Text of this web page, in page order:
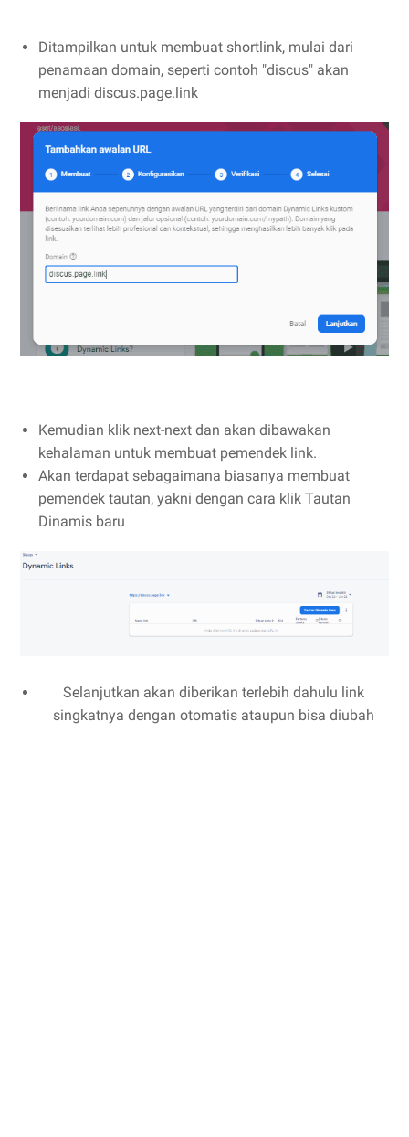
Ditampilkan untuk membuat shortlink, mulai dari
penamaan domain, seperti contoh "discus" akan
menjadi discus.page.link
Kemudian klik next-next dan akan dibawakan
kehalaman untuk membuat pemendek link.
Akan terdapat sebagaimana biasanya membuat
pemendek tautan, yakni dengan cara klik Tautan
Dinamis baru
Selanjutkan akan diberikan terlebih dahulu link
singkatnya dengan otomatis ataupun bisa diubah